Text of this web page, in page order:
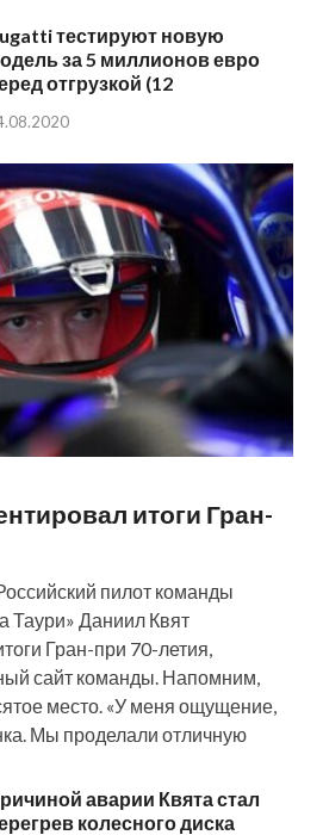
тестируют новую
за 5 миллионов евро
отгрузкой (12
итоги Гран-
пилот команды
Таури» Даниил Квят
Гран-при 70-летия,
сайт команды. Напомним,
место. «У меня ощущение,
Мы проделали отличную
аварии Квята стал
колесного диска